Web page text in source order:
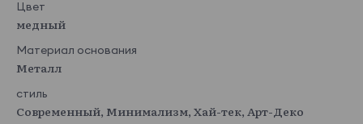
Цвет
медный
Материал основания
Металл
стиль
Современный, Минимализм, Хай-тек, Арт-Деко